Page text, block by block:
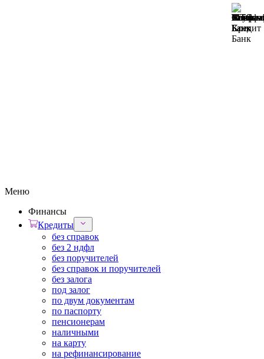
Меню
Финансы
Кредиты
без справок
без 2 ндфл
без поручителей
без справок и поручителей
без залога
под залог
по двум документам
по паспорту
пенсионерам
наличными
на карту
на рефинансирование